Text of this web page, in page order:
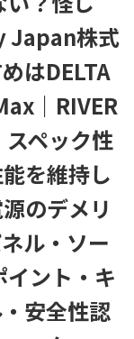
Japan株式
はDELTA
｜RIVER
ペック性
を維持し
のデメリ
ル・ソー
ント・キ
安全性認